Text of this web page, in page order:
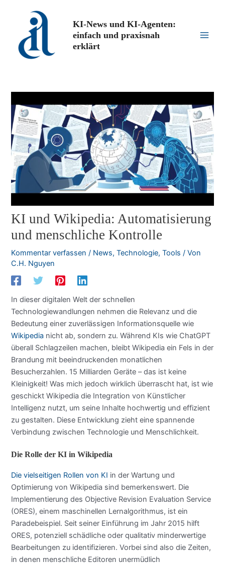
springen
KI-News und KI-Agenten:
einfach und praxisnah
erklärt
KI und Wikipedia: Automatisierung
und menschliche Kontrolle
Kommentar verfassen / News,Technologie,Tools / Von
C.H. Nguyen
In dieser digitalen Welt der schnellen
Technologiewandlungen nehmen die Relevanz und die
Bedeutung einer zuverlässigen Informationsquelle wie
Wikipedia nicht ab, sondern zu. Während KIs wie ChatGPT
überall Schlagzeilen machen, bleibt Wikipedia ein Fels in der
Brandung mit beeindruckenden monatlichen
Besucherzahlen. 15 Milliarden Geräte – das ist keine
Kleinigkeit! Was mich jedoch wirklich überrascht hat, ist wie
geschickt Wikipedia die Integration von Künstlicher
Intelligenz nutzt, um seine Inhalte hochwertig und effizient
zu gestalten. Diese Entwicklung zieht eine spannende
Verbindung zwischen Technologie und Menschlichkeit.
Die Rolle der KI in Wikipedia
Die vielseitigen Rollen von KI in der Wartung und
Optimierung von Wikipedia sind bemerkenswert. Die
Implementierung des Objective Revision Evaluation Service
(ORES), einem maschinellen Lernalgorithmus, ist ein
Paradebeispiel. Seit seiner Einführung im Jahr 2015 hilft
ORES, potenziell schädliche oder qualitativ minderwertige
Bearbeitungen zu identifizieren. Vorbei sind also die Zeiten,
in denen menschliche Editoren unermüdlich